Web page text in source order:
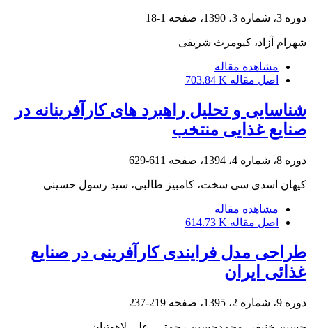
دوره 3، شماره 3، 1390، صفحه 1-18
شهرام آزاد، کیومرث شریفی
مشاهده مقاله
اصل مقاله 703.84 K
شناسایی و تحلیل راهبرد های کارآفرینانه در
صنایع غذایی منتخب
دوره 8، شماره 4، 1394، صفحه 611-629
کیهان اسدی سی سخت، کامبیز طالبی، سید رسول حسینی
مشاهده مقاله
اصل مقاله 614.73 K
طراحی مدل فرایندی کارآفرینی در صنایع
غذائی ایران
دوره 9، شماره 2، 1395، صفحه 219-237